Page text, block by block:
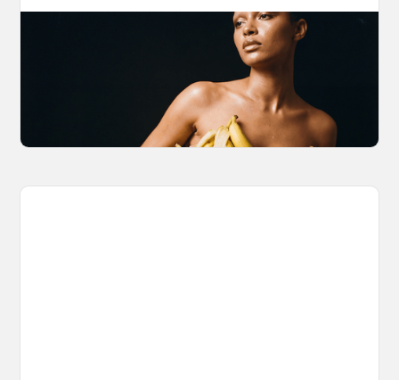
The Nano Banana 2 Handbook
Brian from Litany of Ignition gives a hands-on
breakdown of what Gemini 2.0 Flash Image
can actually do, with the prompts to prove it.